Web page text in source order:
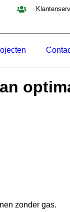
zonder gas.